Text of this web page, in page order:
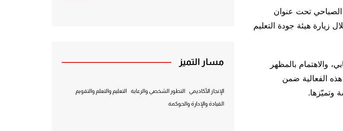
الصباحي تحت عنوان
زيارة هيئة جودة التعليم
والاهتمام بالمظهر
الفعالية ضمن
وتميّزها.
مسار التميز
الإنجاز الأكاديمي التطور الشخصي والرعاية التعليم والتعلم والتقويم
القيادة والإدارة والحوكمة